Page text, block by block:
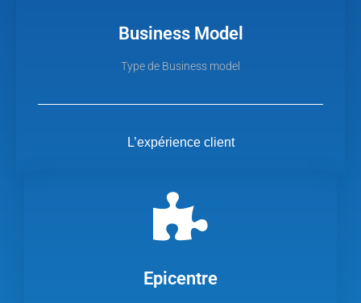
Business Model
Type de Business model
L’expérience client
Epicentre